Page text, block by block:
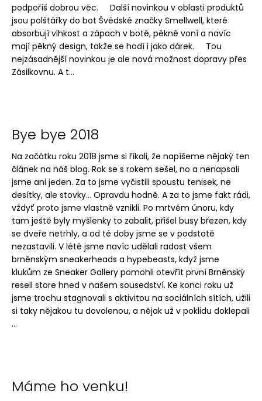
podpoříš dobrou věc. Další novinkou v oblasti produktů
jsou polštářky do bot Švédské značky Smellwell, které
absorbují vlhkost a zápach v botě, pěkně voní a navíc
mají pěkný design, takže se hodí i jako dárek. Tou
nejzásadnější novinkou je ale nová možnost dopravy přes
Zásilkovnu. A t...
Bye bye 2018
Na začátku roku 2018 jsme si říkali, že napíšeme nějaký ten
článek na náš blog. Rok se s rokem sešel, no a nenapsali
jsme ani jeden. Za to jsme vyčistili spoustu tenisek, ne
desítky, ale stovky... Opravdu hodně. A za to jsme fakt rádi,
vždyť proto jsme vlastně vznikli. Po mrtvém únoru, kdy
tam ještě byly myšlenky to zabalit, přišel busy březen, kdy
se dveře netrhly, a od té doby jsme se v podstatě
nezastavili. V létě jsme navíc udělali radost všem
brněnským sneakerheads a hypebeasts, když jsme
klukům ze Sneaker Gallery pomohli otevřít první Brněnský
resell store hned v našem sousedství. Ke konci roku už
jsme trochu stagnovali s aktivitou na sociálních sítích, užili
si taky nějakou tu dovolenou, a nějak už v poklidu doklepali
...
Máme ho venku!